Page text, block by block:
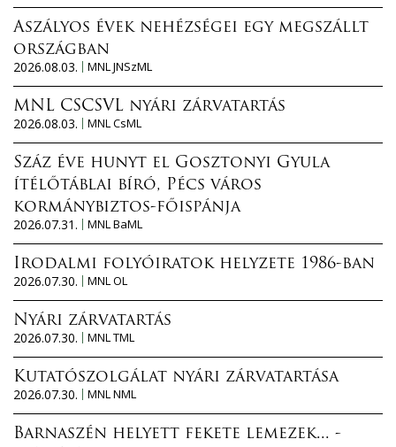
Aszályos évek nehézségei egy megszállt
országban
2026.08.03.
MNL JNSzML
MNL CSCSVL nyári zárvatartás
2026.08.03.
MNL CsML
Száz éve hunyt el Gosztonyi Gyula
ítélőtáblai bíró, Pécs város
kormánybiztos-főispánja
2026.07.31.
MNL BaML
Irodalmi folyóiratok helyzete 1986-ban
2026.07.30.
MNL OL
Nyári zárvatartás
2026.07.30.
MNL TML
Kutatószolgálat nyári zárvatartása
2026.07.30.
MNL NML
Barnaszén helyett fekete lemezek... -